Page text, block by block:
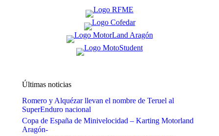
Últimas noticias
Romero y Alquézar llevan el nombre de Teruel al
SuperEnduro nacional
Copa de España de Minivelocidad – Karting Motorland
Aragón-